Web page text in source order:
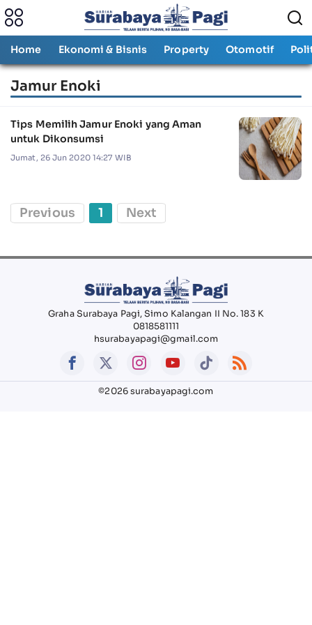
Home Ekonomi & Bisnis Property Otomotif
Jamur Enoki
Tips Memilih Jamur Enoki yang Aman
untuk Dikonsumsi
Jumat, 26 Jun 2020 14:27 WIB
Previous 1 Next
Graha Surabaya Pagi, Simo Kalangan II No. 183 K
0818581111
hsurabayapagi@gmail.com
©2026 surabayapagi.com